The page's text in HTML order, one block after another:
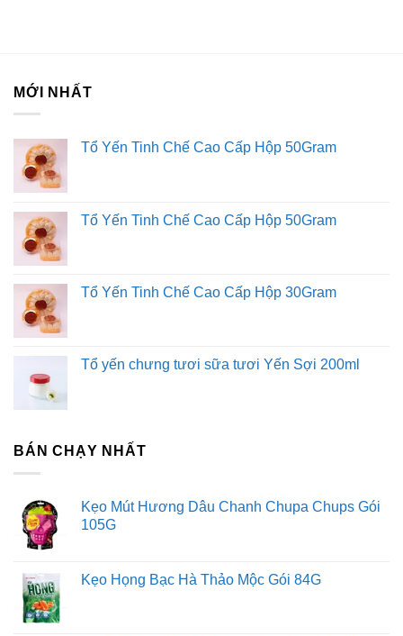
Liên hệ với Sài Gòn O2O
Trang Fanpage Sài Gòn O2O
Hệ thống của chúng tôi
Kim Sài Gòn phân phối băng keo
Fortadeck ván sàn
Tư vấn đầu tư chứng khoán
Dịch Vụ Đăng Ký Kinh Doanh
MỚI NHẤT
Tổ Yến Tinh Chế Cao Cấp Hộp 50Gram
Tổ Yến Tinh Chế Cao Cấp Hộp 50Gram
Tổ Yến Tinh Chế Cao Cấp Hộp 30Gram
Tổ yến chưng tươi sữa tươi Yến Sợi 200ml
BÁN CHẠY NHẤT
Kẹo Mút Hương Dâu Chanh Chupa Chups Gói
105G
Kẹo Họng Bạc Hà Thảo Mộc Gói 84G